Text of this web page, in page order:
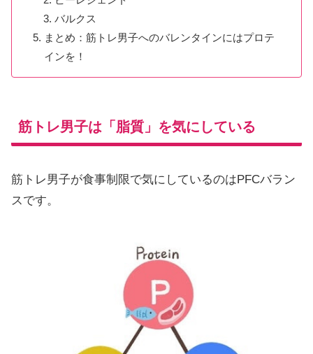
バルクス
まとめ：筋トレ男子へのバレンタインにはプロテ
インを！
筋トレ男子は「脂質」を気にしている
筋トレ男子が食事制限で気にしているのはPFCバラン
スです。